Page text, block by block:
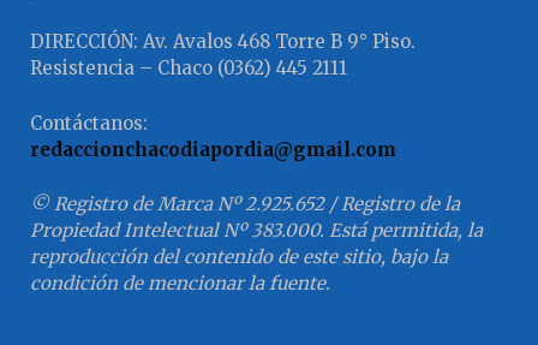
Publicidad
el marco de calcular pérdidas crediticias
esperadas (según normas